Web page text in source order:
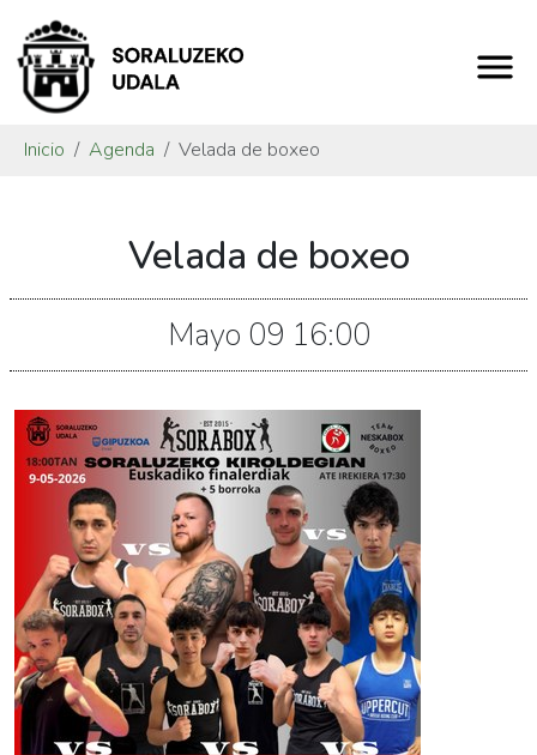
Inicio Agenda Velada de boxeo
de
boxeo
2026-
05-
09T18:00:00+02:00
09T22:00:00+02:00
Velada
de
boxeo
organizada
Velada de boxeo
Mayo 09 16:00